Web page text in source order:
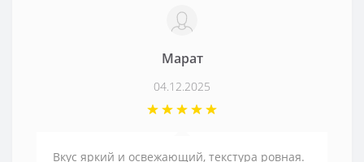
Марат
04.12.2025
Вкус яркий и освежающий, текстура ровная.